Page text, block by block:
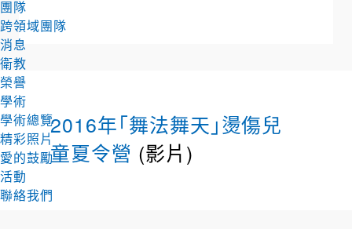
團隊
跨領域團隊
消息
衛教
榮譽
學術
學術總覽
精彩照片
愛的鼓勵
活動
聯絡我們
2016年「舞法舞天」燙傷兒
童夏令營 (影片)